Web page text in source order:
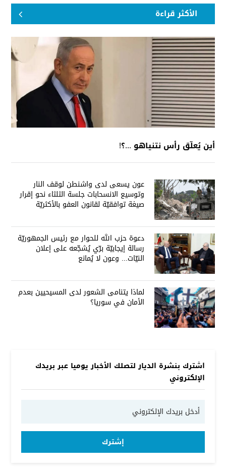
الأكثر قراءة
أين يُعلّق رأس نتنياهو ...؟!
عون يسعى لدى واشنطن لوقف النار
وتوسيع الانسحابات جلسة الثلثاء نحو إقرار
صيغة توافقيّة لقانون العفو بالأكثريّة
دعوة حزب الله للحوار مع رئيس الجمهوريّة
رسالة إيجابيّة برّي يُشجّعه على إعلان
النيّات... وعون لا يُمانع
لماذا يتنامى الشعور لدى المسيحيين بعدم
الأمان في سوريا؟
اشترك بنشرة الديار لتصلك الأخبار يوميا عبر بريدك
الإلكتروني
إشترك